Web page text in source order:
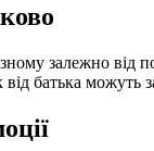
залежно від
від батька